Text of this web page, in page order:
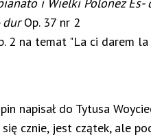
durOp. 37 nr 2
2 na temat "La ci darem la
napisał do Tytusa
cznie, jest czątek, ale